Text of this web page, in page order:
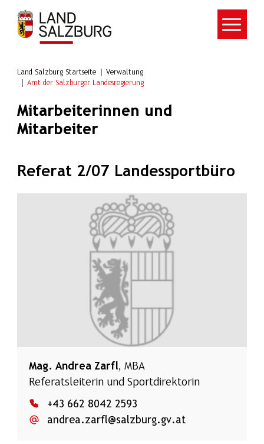
Zum Hauptinhalt springen
Land Salzburg Startseite
Verwaltung
Amt der Salzburger Landesregierung
Mitarbeiterinnen und
Mitarbeiter
Referat 2/07 Landessportbüro
Mag. Andrea Zarfl, MBA
Referatsleiterin und Sportdirektorin
+43 662 8042 2593
andrea.zarfl@salzburg.gv.at